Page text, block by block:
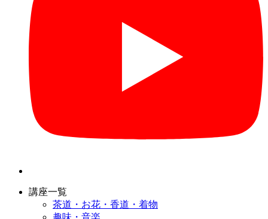
講座一覧
茶道・お花・香道・着物
趣味・音楽